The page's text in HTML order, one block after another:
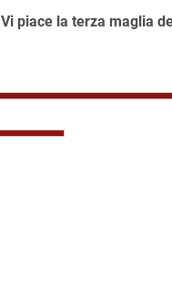
Vi piace la terza maglia